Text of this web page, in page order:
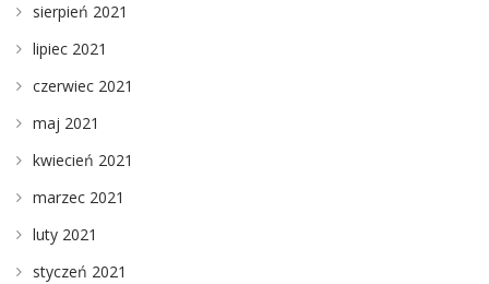
sierpień 2021
lipiec 2021
czerwiec 2021
maj 2021
kwiecień 2021
marzec 2021
luty 2021
styczeń 2021